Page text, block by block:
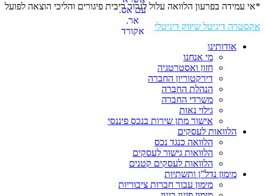
*אי עמידה בפרעון הלוואה עלול לגרור ריבית פיגורים והליכי הוצאה לפועל
אקסטרה דיגיטל שיווק דיגיטלי
אודותינו
מי אנחנו
חזון ואסטרטגיה
דירקטוריון החברה
הנהלת החברה
משרדי החברה
גילוי נאות
אישור מתן שירות בנכס פיננסי
הלוואות לעסקים
הלוואה כנגד נכס
הלוואות גישור לעסקים
הלוואות לעסקים קטנים
מימון נדל”ן ותשתיות
מימון עבור חברות ציבוריות